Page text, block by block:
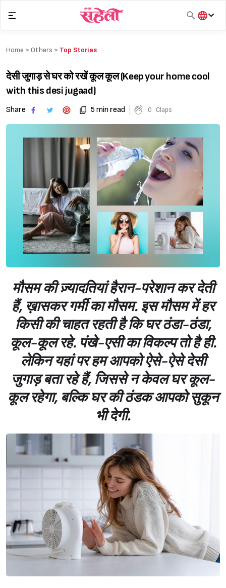
content
हिंदी
Home > Others > Top Stories
देसी जुगाड़ से घर को रखें कूल कूल (Keep your home cool
with this desi jugaad)
Share 5 min read 0 Claps
मौसम की ज़्यादतियां हैरान-परेशान कर देती
हैं, ख़ासकर गर्मी का मौसम. इस मौसम में हर
किसी की चाहत रहती है कि घर ठंडा-ठंडा,
कूल-कूल रहे. पंखे-एसी का विकल्प तो है ही.
लेकिन यहां पर हम आपको ऐसे-ऐसे देसी
जुगाड़ बता रहे हैं, जिससे न केवल घर कूल-
कूल रहेगा, बल्कि घर की ठंडक आपको सुकून
भी देगी.